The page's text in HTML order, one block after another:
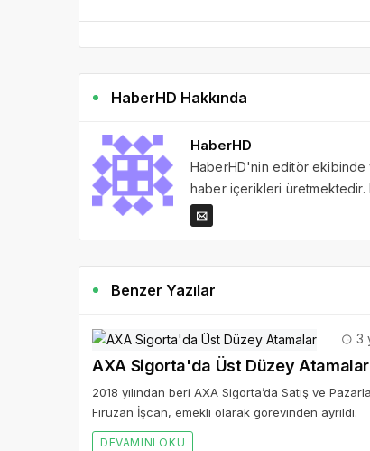
HaberHD Hakkında
HaberHD
HaberHD'nin editör ekibinde
haber içerikleri üretmektedir.
Benzer Yazılar
3
AXA Sigorta'da Üst Düzey Atamalar
2018 yılından beri AXA Sigorta’da Satış ve
Firuzan İşcan, emekli olarak görevinden ayrıldı.
DEVAMINI OKU